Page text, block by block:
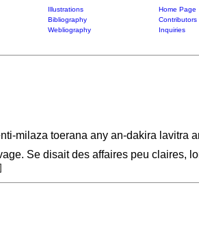
Illustrations
Home Page
Bibliography
Contributors
Webliography
Inquiries
milaza toerana any an-dakira lavitra
Se disait des affaires peu claires,